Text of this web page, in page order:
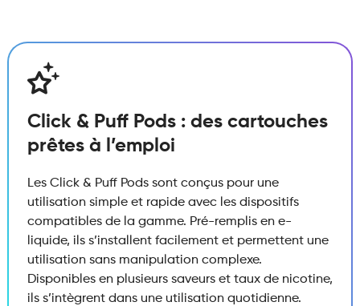
Click & Puff Pods : des cartouches
prêtes à l’emploi
Les Click & Puff Pods sont conçus pour une
utilisation simple et rapide avec les dispositifs
compatibles de la gamme. Pré-remplis en e-
liquide, ils s’installent facilement et permettent une
utilisation sans manipulation complexe.
Disponibles en plusieurs saveurs et taux de nicotine,
ils s’intègrent dans une utilisation quotidienne.